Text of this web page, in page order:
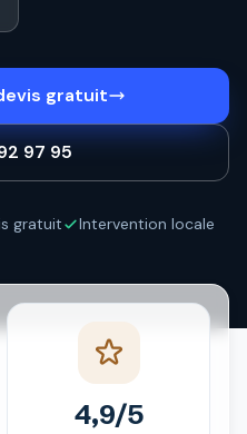
gratuit
97 95
gratuit
Intervention locale
4,9/5